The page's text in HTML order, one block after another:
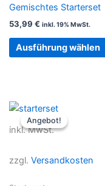
Gemischtes Starterset
53,99 € inkl. 19% MwSt.
Ausführung wählen
Angebot!
Angebot!
inkl. MwSt.
zzgl. Versandkosten
Ursprünglicher
Preis
war: